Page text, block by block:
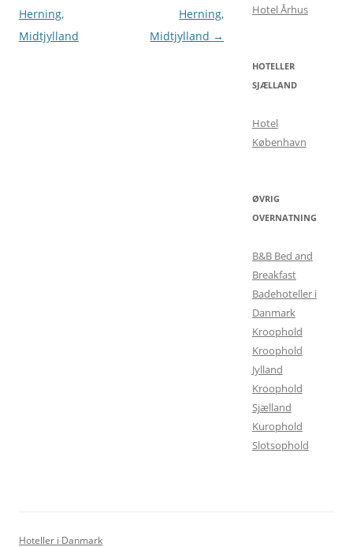
Herning,
Midtjylland
Herning,
Midtjylland →
Hotel Århus
HOTELLER
SJÆLLAND
Hotel
København
ØVRIG
OVERNATNING
B&B Bed and
Breakfast
Badehoteller i
Danmark
Kroophold
Kroophold
Jylland
Kroophold
Sjælland
Kurophold
Slotsophold
Hoteller i Danmark